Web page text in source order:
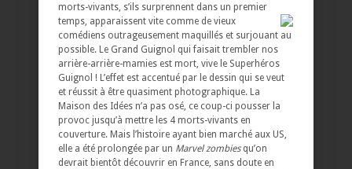
morts-vivants, s’ils surprennent dans un premier
temps, apparaissent vite comme de vieux
comédiens outrageusement maquillés et surjouant au
possible. Le Grand Guignol qui faisait trembler nos
arrière-arrière-mamies est mort, vive le Superhéros
Guignol ! L’effet est accentué par le dessin qui se veut
et réussit à être quasiment photographique. La
Maison des Idées n’a pas osé, ce coup-ci pousser la
provoc jusqu’à mettre les 4 morts-vivants en
couverture. Mais l’histoire ayant bien marché aux US,
elle a été prolongée par un Marvel zombiesqu’on
devrait bientôt découvrir en France, sans doute en